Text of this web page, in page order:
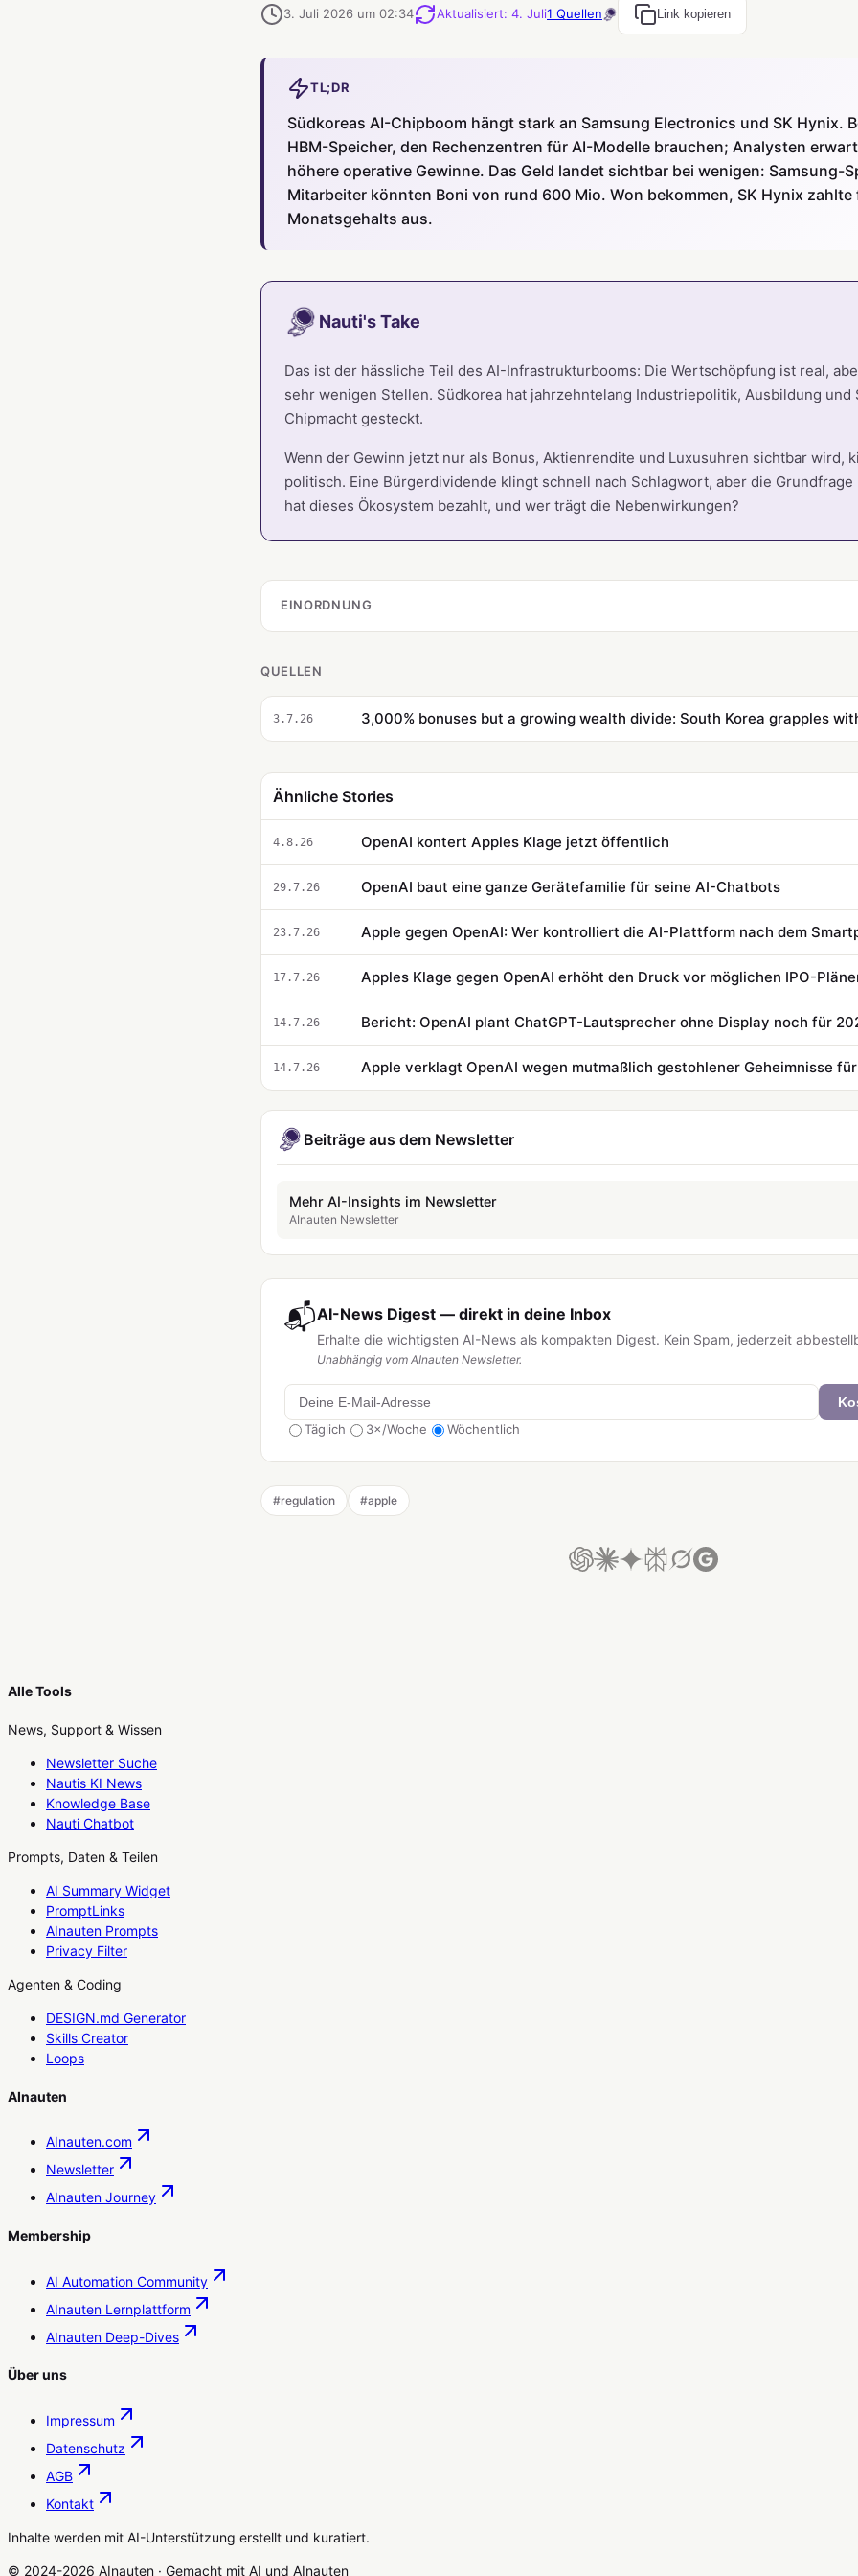
3. Juli 2026 um 02:34 Aktualisiert: 4. Juli1 Quellen Link kopieren
TL;DR
Südkoreas AI-Chipboom hängt stark an Samsung Electronics und SK Hynix.
HBM-Speicher, den Rechenzentren für AI-Modelle brauchen; Analysten
höhere operative Gewinne. Das Geld landet sichtbar bei wenigen: Samsung-
Mitarbeiter könnten Boni von rund 600 Mio. Won bekommen, SK Hynix zahlte
Monatsgehalts aus.
Nauti's Take
Das ist der hässliche Teil des AI-Infrastrukturbooms: Die Wertschöpfung ist real,
sehr wenigen Stellen. Südkorea hat jahrzehntelang Industriepolitik, Ausbildung und
Chipmacht gesteckt.
Wenn der Gewinn jetzt nur als Bonus, Aktienrendite und Luxusuhren sichtbar wird,
politisch. Eine Bürgerdividende klingt schnell nach Schlagwort, aber die Grundfrage
hat dieses Ökosystem bezahlt, und wer trägt die Nebenwirkungen?
EINORDNUNG
QUELLEN
3.7.26 3,000% bonuses but a growing wealth divide: South Korea grapples
Ähnliche Stories
4.8.26 OpenAI kontert Apples Klage jetzt öffentlich
29.7.26 OpenAI baut eine ganze Gerätefamilie für seine AI-Chatbots
23.7.26 Apple gegen OpenAI: Wer kontrolliert die AI-Plattform nach dem
17.7.26 Apples Klage gegen OpenAI erhöht den Druck vor möglichen IPO-
14.7.26 Bericht: OpenAI plant ChatGPT-Lautsprecher ohne Display noch für
14.7.26
Beiträge aus dem Newsletter
Mehr AI-Insights im Newsletter
AInauten Newsletter
📬AI-News Digest — direkt in deine Inbox
Erhalte die wichtigsten AI-News als kompakten Digest. Kein Spam, jederzeit
Unabhängig vom AInauten Newsletter.
Täglich
3×/Woche Wöchentlich
#regulation #apple
Alle Tools
News, Support & Wissen
Newsletter Suche
Nautis KI News
Knowledge Base
Nauti Chatbot
Prompts, Daten & Teilen
AI Summary Widget
PromptLinks
AInauten Prompts
Privacy Filter
Agenten & Coding
DESIGN.md Generator
Skills Creator
Loops
AInauten
AInauten.com
Newsletter
AInauten Journey
Membership
AI Automation Community
AInauten Lernplattform
AInauten Deep-Dives
Über uns
Impressum
Datenschutz
AGB
Kontakt
Inhalte werden mit AI-Unterstützung erstellt und kuratiert.
© 2024-2026 AInauten · Gemacht mit AI und AInauten